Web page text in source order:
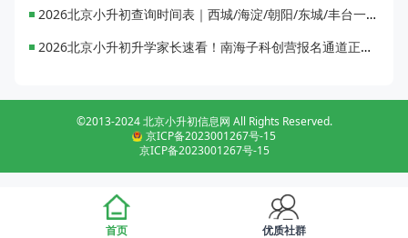
2026北京小升初查询时间表｜西城/海淀/朝阳/东城/丰台一键对照
2026北京小升初升学家长速看！南海子科创营报名通道正式开启
©2013-2024 北京小升初信息网 All Rights Reserved.
京ICP备2023001267号-15
京ICP备2023001267号-15
首页 优质社群